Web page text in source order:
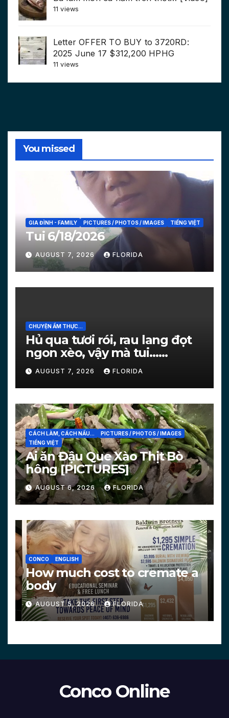
11 views
Letter OFFER TO BUY to 3720RD:
2025 June 17 $312,200 HPHG
11 views
You missed
GIA ĐÌNH - FAMILY PICTURES / PHOTOS / IMAGES TIẾNG VIỆT
Tui 6/18/2026
AUGUST 7, 2026 FLORIDA
CHUYỆN ẨM THỰC...
Hủ qua tươi rói, rau lang đọt
ngon xèo, vậy mà tui…
[PICTURES]
AUGUST 7, 2026 FLORIDA
CÁCH LÀM, CÁCH NẤU...
PICTURES / PHOTOS / IMAGES
TIẾNG VIỆT
Ai ăn Đậu Que Xào Thịt Bò
hông [PICTURES]
AUGUST 6, 2026 FLORIDA
CONCO ENGLISH
How much cost to cremate a
body
AUGUST 5, 2026 FLORIDA
Conco Online